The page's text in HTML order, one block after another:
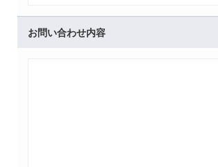
お問い合わせ内容